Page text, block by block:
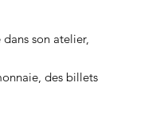
son atelier,
des billets